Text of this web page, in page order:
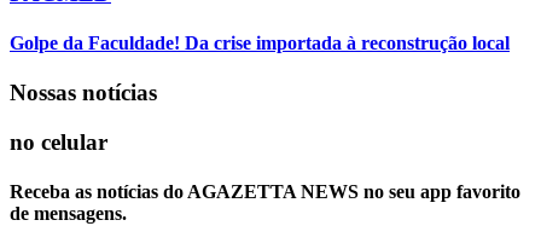
Golpe da Faculdade! Da crise importada à reconstrução local
Nossas notícias
no celular
Receba as notícias do AGAZETTA NEWS no seu app favorito
de mensagens.